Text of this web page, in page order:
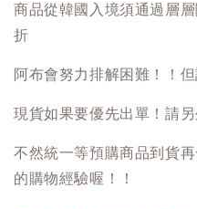
商品從韓國入境須通過層
折
阿布會努力排解困難！！
現貨如果要優先出單！請另
不然統一等預購商品到貨
的購物經驗喔！！